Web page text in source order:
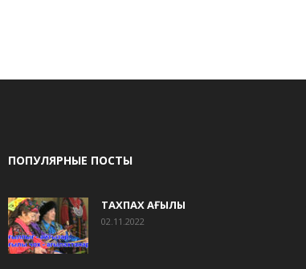
ПОПУЛЯРНЫЕ ПОСТЫ
ТАХПАХ АҒЫЛЫ
02.11.2022